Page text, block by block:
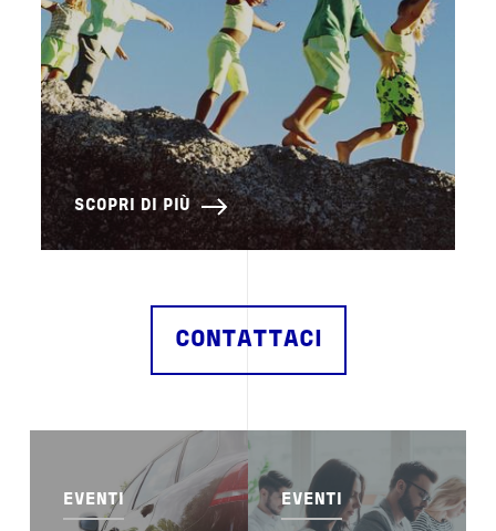
SCOPRI DI PIÙ
CONTATTACI
EVENTI
Image
EVENTI